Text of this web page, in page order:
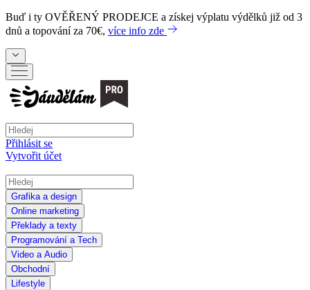
Buď i ty OVĚŘENÝ PRODEJCE a získej výplatu výdělků již od 3
dnů a topování za 70€, více info zde
Přihlásit se
Vytvořit účet
Grafika a design
Online marketing
Překlady a texty
Programování a Tech
Video a Audio
Obchodní
Lifestyle